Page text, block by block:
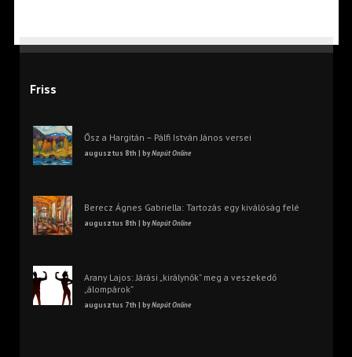
Friss
Ősz a Hargitán – Pálfi István János versei
augusztus 8th | byNapút Online
Berecz Ágnes Gabriella: Tartozás egy kiválóság felé
augusztus 8th | byNapút Online
Arany Lajos: Járási „királynők” meg a veszekedő
„álompárok”
augusztus 7th | byNapút Online